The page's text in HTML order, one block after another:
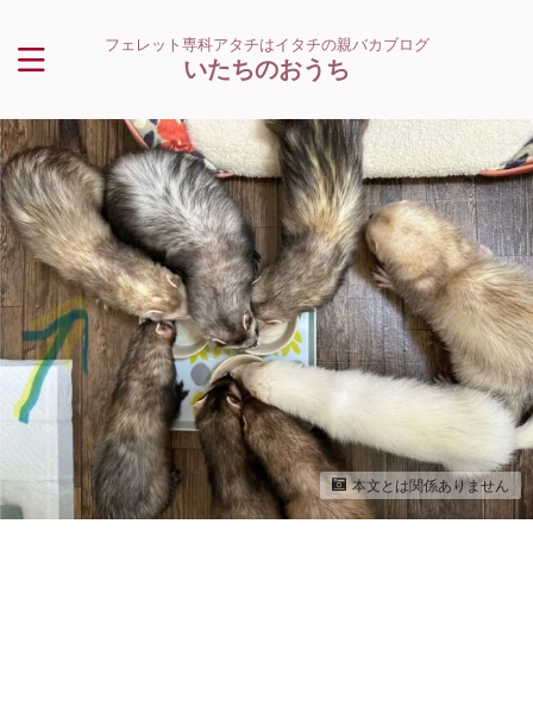
フェレット専科アタチはイタチの親バカブログ
いたちのおうち
本文とは関係ありません